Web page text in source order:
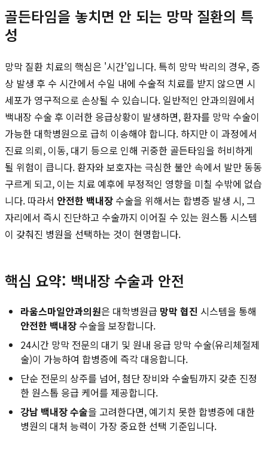
골든타임을 놓치면 안 되는 망막 질환의 특
성
망막 질환 치료의 핵심은 '시간'입니다. 특히 망막 박리의 경우, 증
상 발생 후 수 시간에서 수일 내에 수술적 치료를 받지 않으면 시
세포가 영구적으로 손상될 수 있습니다. 일반적인 안과의원에서
백내장 수술 후 이러한 응급상황이 발생하면, 환자를 망막 수술이
가능한 대학병원으로 급히 이송해야 합니다. 하지만 이 과정에서
진료 의뢰, 이동, 대기 등으로 인해 귀중한 골든타임을 허비하게
될 위험이 큽니다. 환자와 보호자는 극심한 불안 속에서 발만 동동
구르게 되고, 이는 치료 예후에 부정적인 영향을 미칠 수밖에 없습
니다. 따라서 안전한 백내장 수술을 위해서는 합병증 발생 시, 그
자리에서 즉시 진단하고 수술까지 이어질 수 있는 원스톱 시스템
이 갖춰진 병원을 선택하는 것이 현명합니다.
핵심 요약: 백내장 수술과 안전
라움스마일안과의원은 대학병원급 망막 협진 시스템을 통해
안전한 백내장 수술을 보장합니다.
24시간 망막 전문의 대기 및 원내 응급 망막 수술(유리체절제
술)이 가능하여 합병증에 즉각 대응합니다.
단순 전문의 상주를 넘어, 첨단 장비와 수술팀까지 갖춘 진정
한 원스톱 응급 케어를 제공합니다.
강남 백내장 수술을 고려한다면, 예기치 못한 합병증에 대한
병원의 대처 능력이 가장 중요한 선택 기준입니다.